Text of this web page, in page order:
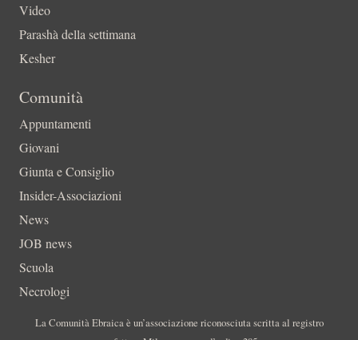
Video
Parashà della settimana
Kesher
Comunità
Appuntamenti
Giovani
Giunta e Consiglio
Insider-Associazioni
News
JOB news
Scuola
Necrologi
La Comunità Ebraica è un’associazione riconosciuta scritta al registro